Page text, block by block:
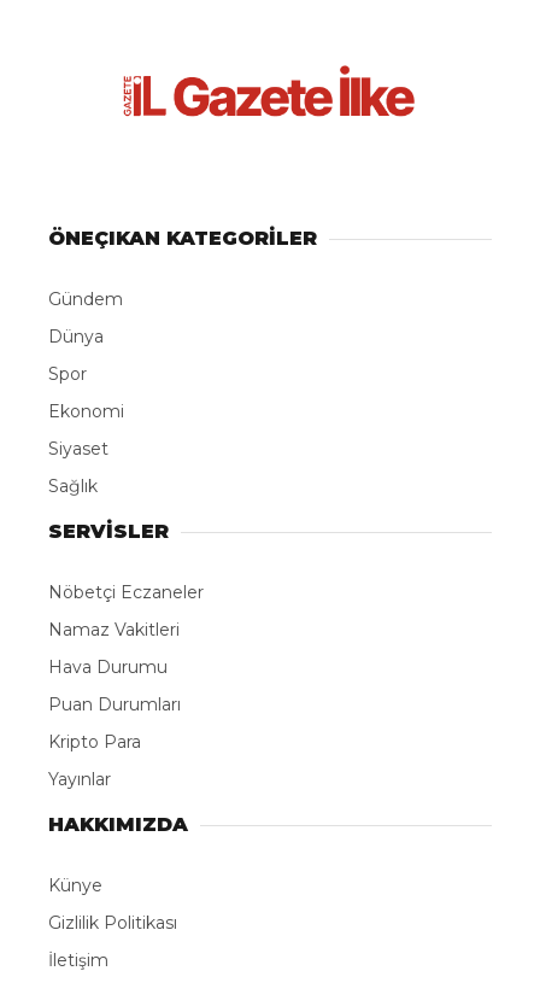
ÖNEÇIKAN KATEGORİLER
Gündem
Dünya
Spor
Ekonomi
Siyaset
Sağlık
SERVİSLER
Nöbetçi Eczaneler
Namaz Vakitleri
Hava Durumu
Puan Durumları
Kripto Para
Yayınlar
HAKKIMIZDA
Künye
Gizlilik Politikası
İletişim